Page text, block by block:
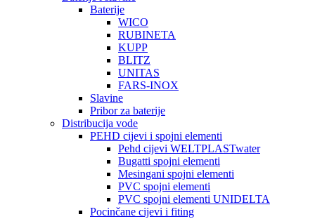
Baterije
WICO
RUBINETA
KUPP
BLITZ
UNITAS
FARS-INOX
Slavine
Pribor za baterije
Distribucija vode
PEHD cijevi i spojni elementi
Pehd cijevi WELTPLASTwater
Bugatti spojni elementi
Mesingani spojni elementi
PVC spojni elementi
PVC spojni elementi UNIDELTA
Pocinčane cijevi i fiting